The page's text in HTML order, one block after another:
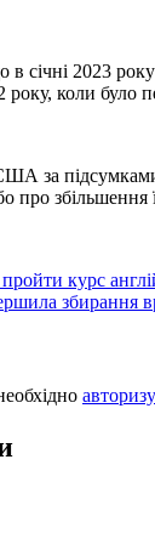
січні 2023
року, коли
США за
збільшення
курс
збирання